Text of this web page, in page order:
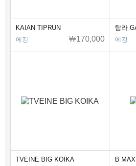
KAIAN TIPRUN
에깅
￦170,000
탐라
에깅
TVEINE BIG KOIKA
B